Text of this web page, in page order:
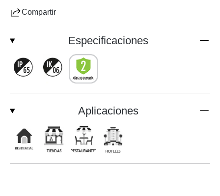
Compartir
Especificaciones
Aplicaciones